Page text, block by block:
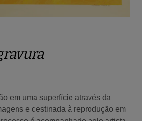
em uma superfície através da
e destinada à reprodução em